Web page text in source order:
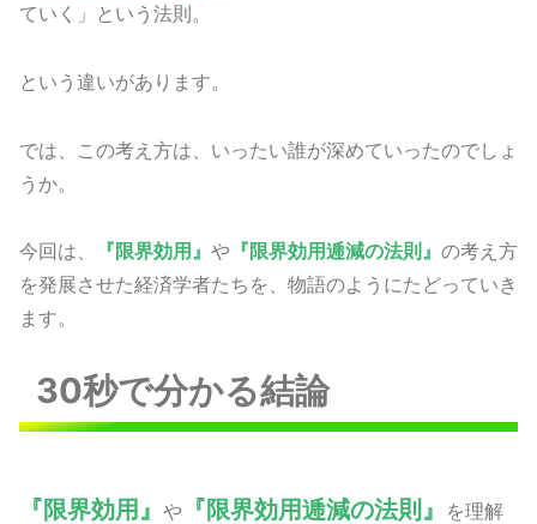
ていく」という法則。
という違いがあります。
では、この考え方は、いったい誰が深めていったのでしょ
うか。
今回は、 『限界効用』 や 『限界効用逓減の法則』 の考え方
を発展させた経済学者たちを、物語のようにたどっていき
ます。
30秒で分かる結論
『限界効用』 や 『限界効用逓減の法則』
を理解